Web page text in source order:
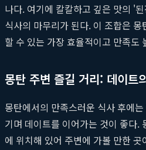
나다. 여기에 칼칼하고 깊은 맛의 '
식사의 마무리가 된다. 이 조합은
할 수 있는 가장 효율적이고 만족도
몽탄 주변 즐길 거리: 데이트
몽탄에서의 만족스러운 식사 후에
기며 데이트를 이어가는 것이 좋다.
에 위치해 있어 주변에 가볼 만한